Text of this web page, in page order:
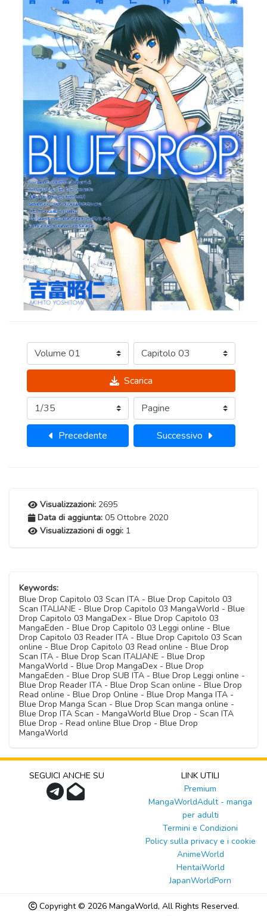
Scarica
Precedente Successivo
Visualizzazioni: 2695
Data di aggiunta: 05 Ottobre 2020
Visualizzazioni di oggi: 1
Keywords:
Blue Drop Capitolo 03 Scan ITA - Blue Drop Capitolo 03
Scan ITALIANE - Blue Drop Capitolo 03 MangaWorld - Blue
Drop Capitolo 03 MangaDex - Blue Drop Capitolo 03
MangaEden - Blue Drop Capitolo 03 Leggi online - Blue
Drop Capitolo 03 Reader ITA - Blue Drop Capitolo 03 Scan
online - Blue Drop Capitolo 03 Read online - Blue Drop
Scan ITA - Blue Drop Scan ITALIANE - Blue Drop
MangaWorld - Blue Drop MangaDex - Blue Drop
MangaEden - Blue Drop SUB ITA - Blue Drop Leggi online -
Blue Drop Reader ITA - Blue Drop Scan online - Blue Drop
Read online - Blue Drop Online - Blue Drop Manga ITA -
Blue Drop Manga Scan - Blue Drop Scan manga online -
Blue Drop ITA Scan - MangaWorld Blue Drop - Scan ITA
Blue Drop - Read online Blue Drop - Blue Drop
MangaWorld
SEGUICI ANCHE SU
LINK UTILI
Premium
MangaWorldAdult - manga
per adulti
Termini e Condizioni
Policy sulla privacy e i cookie
AnimeWorld
HentaiWorld
JapanWorldPorn
Copyright © 2026 MangaWorld, All Rights Reserved.